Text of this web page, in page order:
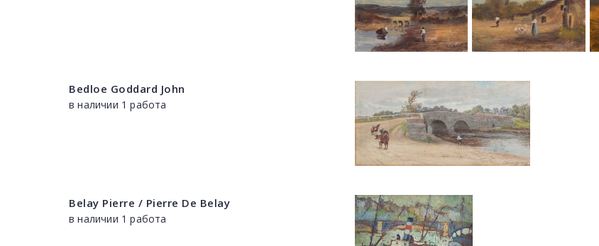
Bedloe Goddard John
в наличии 1 работа
Belay Pierre / Pierre De Belay
в наличии 1 работа